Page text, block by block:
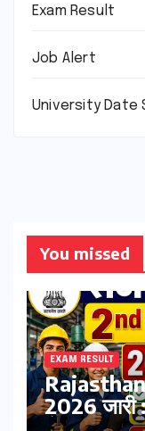
Exam Result
Job Alert
University Date
You missed
EXAM RESULT
2026 जारी : यहां देखें, राजस्थान ITI